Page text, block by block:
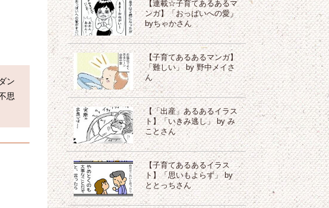
ン
思
【連載☆子育てあるあるマ
ンガ】「おっぱいへの愛」
byちゃかさん
【子育てあるあるマンガ】
「難しい」 by 野中メイさ
ん
【「出産」あるあるイラス
ト】「いきみ逃し」 by み
ことさん
【子育てあるあるイラス
ト】「思いもよらず」 by
ととっちさん